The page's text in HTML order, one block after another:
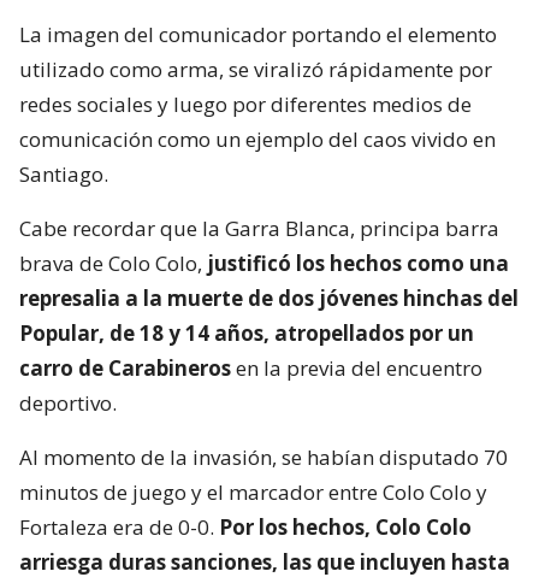
La imagen del comunicador portando el elemento
utilizado como arma, se viralizó rápidamente por
redes sociales y luego por diferentes medios de
comunicación como un ejemplo del caos vivido en
Santiago.
Cabe recordar que la Garra Blanca, principa barra
brava de Colo Colo, justificó los hechos como una
represalia a la muerte de dos jóvenes hinchas del
Popular, de 18 y 14 años, atropellados por un
carro de Carabinerosen la previa del encuentro
deportivo.
Al momento de la invasión, se habían disputado 70
minutos de juego y el marcador entre Colo Colo y
Fortaleza era de 0-0. Por los hechos, Colo Colo
arriesga duras sanciones, las que incluyen hasta